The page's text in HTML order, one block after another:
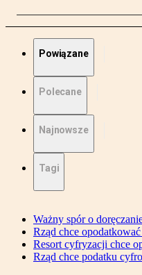
Powiązane
Polecane
Najnowsze
Tagi
Ważny spór o
Rząd chce
Resort cyfryzacji chce
Rząd chce podatku